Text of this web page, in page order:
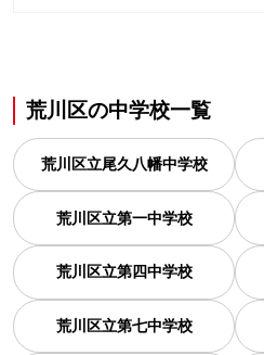
荒川区の中学校一覧
荒川区立尾久八幡中学校
荒川区立第一中学校
荒川区立第四中学校
荒川区立第七中学校